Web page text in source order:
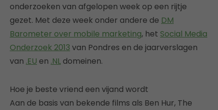
onderzoeken van afgelopen week op een rijtje
gezet. Met deze week onder andere de DM
Barometer over mobile marketing, het Social Media
Onderzoek 2013 van Pondres en de jaarverslagen
van .EU en .NL domeinen.
Hoe je beste vriend een vijand wordt
Aan de basis van bekende films als Ben Hur, The